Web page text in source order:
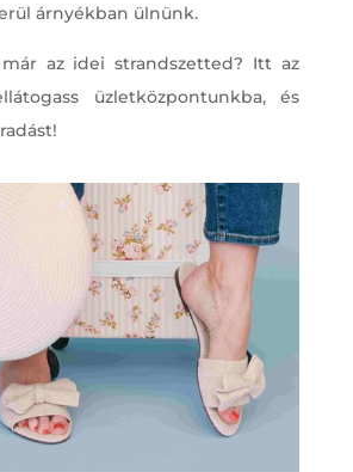
árnyékban ülnünk.
már az idei strandszetted? Itt az
üzletközpontunkba, és